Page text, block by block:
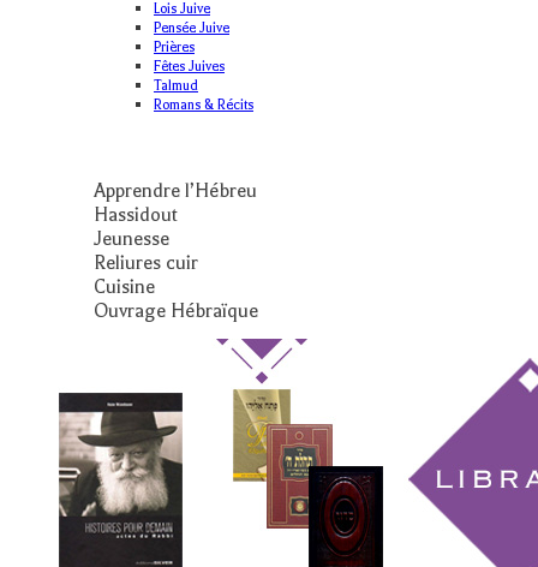
Lois Juive
Pensée Juive
Prières
Fêtes Juives
Talmud
Romans & Récits
Apprendre l’Hébreu
Hassidout
Jeunesse
Reliures cuir
Cuisine
Ouvrage Hébraïque